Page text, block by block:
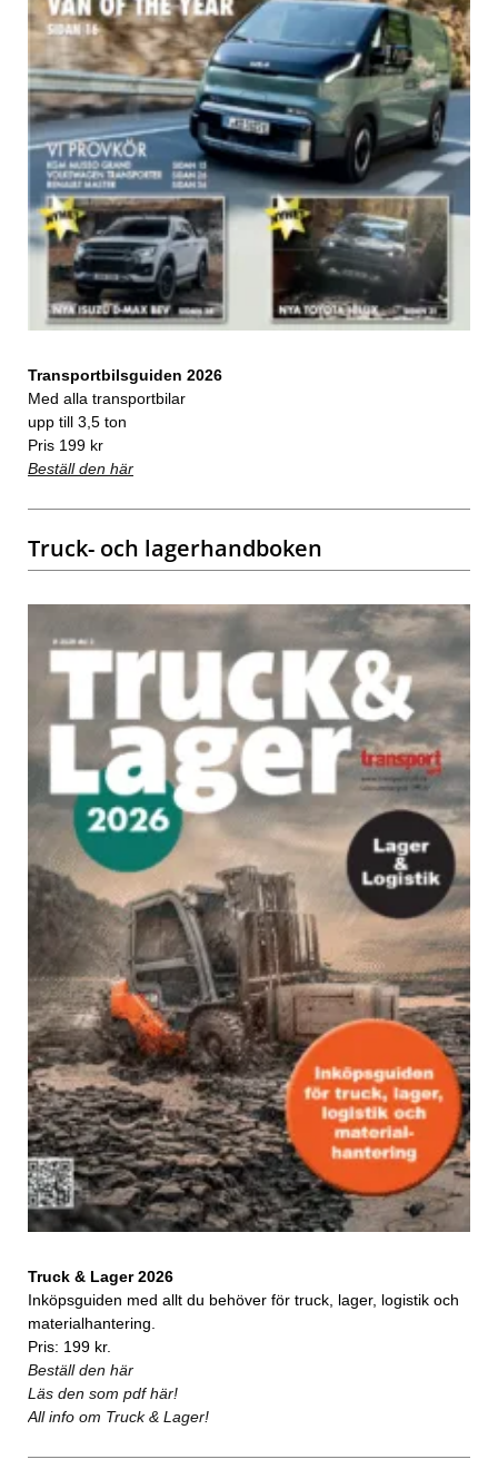
Transportbilsguiden 2026
Med alla transportbilar
upp till 3,5 ton
Pris 199 kr
Beställ den här
Truck- och lagerhandboken
Truck & Lager 2026
Inköpsguiden med allt du behöver för truck, lager, logistik och
materialhantering.
Pris: 199 kr.
Beställ den här
Läs den som pdf här!
All info om Truck & Lager!